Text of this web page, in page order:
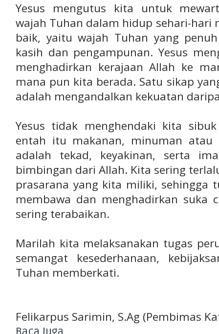
Yesus mengutus kita untuk
wajah Tuhan dalam hidup sehari-hari
baik, yaitu wajah Tuhan yang
kasih dan pengampunan. Yesus
menghadirkan kerajaan Allah ke
mana pun kita berada. Satu sikap
adalah mengandalkan kekuatan
Yesus tidak menghendaki kita
entah itu makanan, minuman atau
adalah tekad, keyakinan, serta
bimbingan dari Allah. Kita sering
prasarana yang kita miliki, sehingga
membawa dan menghadirkan suka
sering terabaikan.
Marilah kita melaksanakan tugas
semangat kesederhanaan,
Tuhan memberkati.
Felikarpus Sarimin, S.Ag (Pembimas